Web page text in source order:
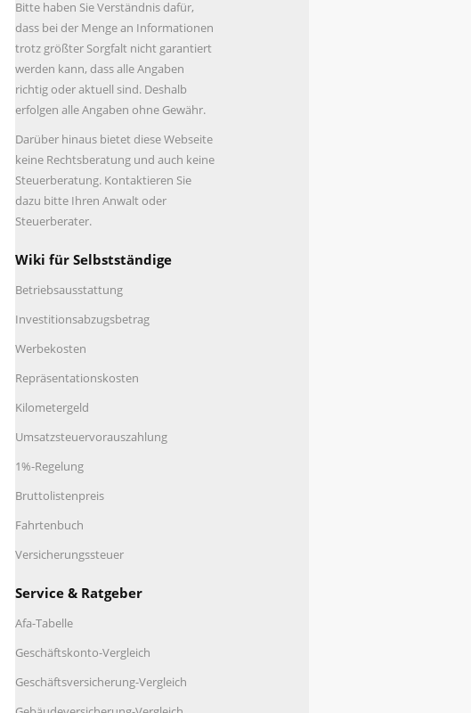
Bitte haben Sie Verständnis dafür,
dass bei der Menge an Informationen
trotz größter Sorgfalt nicht garantiert
werden kann, dass alle Angaben
richtig oder aktuell sind. Deshalb
erfolgen alle Angaben ohne Gewähr.
Darüber hinaus bietet diese Webseite
keine Rechtsberatung und auch keine
Steuerberatung. Kontaktieren Sie
dazu bitte Ihren Anwalt oder
Steuerberater.
Wiki für Selbstständige
Betriebsausstattung
Investitionsabzugsbetrag
Werbekosten
Repräsentationskosten
Kilometergeld
Umsatzsteuervorauszahlung
1%-Regelung
Bruttolistenpreis
Fahrtenbuch
Versicherungssteuer
Service & Ratgeber
Afa-Tabelle
Geschäftskonto-Vergleich
Geschäftsversicherung-Vergleich